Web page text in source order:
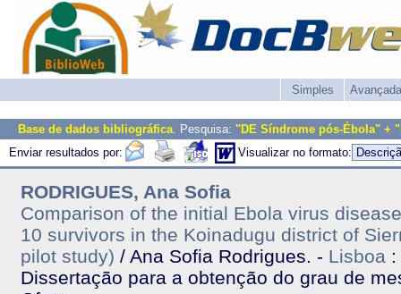
Simples Avançada
Base de dados bibliográfica. Pesquisa: "DE Síndrome pós-Ébola" +
Enviar resultados por:
Visualizar no formato:
RODRIGUES, Ana Sofia
Comparison of the initial Ebola virus
10 survivors in the Koinadugu district of
pilot study) / Ana Sofia Rodrigues. - Lisboa :
Dissertação para a obtenção do grau de